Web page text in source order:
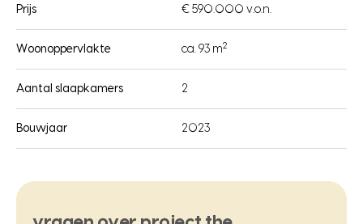
Prijs € 590.000 v.o.n.
Woonoppervlakte ca. 93 m2
Aantal slaapkamers 2
Bouwjaar 2023